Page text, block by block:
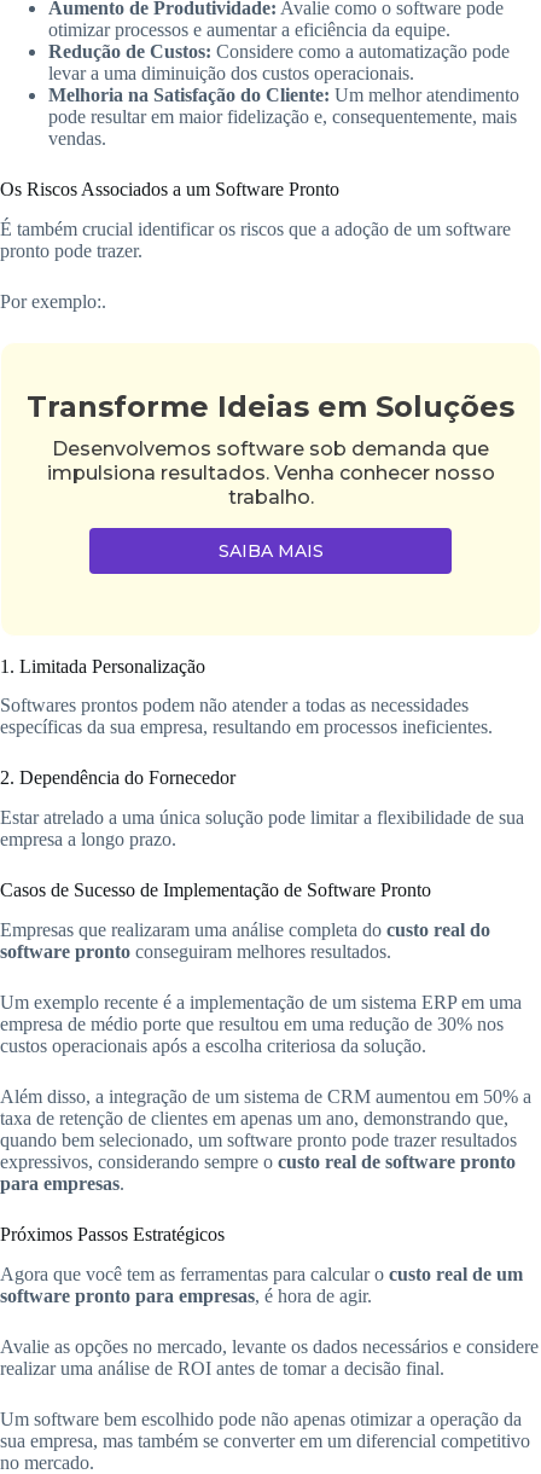
Aumento de Produtividade: Avalie como o software pode
otimizar processos e aumentar a eficiência da equipe.
Redução de Custos: Considere como a automatização pode
levar a uma diminuição dos custos operacionais.
Melhoria na Satisfação do Cliente: Um melhor atendimento
pode resultar em maior fidelização e, consequentemente, mais
vendas.
Os Riscos Associados a um Software Pronto
É também crucial identificar os riscos que a adoção de um software
pronto pode trazer.
Por exemplo:.
Transforme Ideias em Soluções
Desenvolvemos software sob demanda que
impulsiona resultados. Venha conhecer nosso
trabalho.
SAIBA MAIS
1. Limitada Personalização
Softwares prontos podem não atender a todas as necessidades
específicas da sua empresa, resultando em processos ineficientes.
2. Dependência do Fornecedor
Estar atrelado a uma única solução pode limitar a flexibilidade de sua
empresa a longo prazo.
Casos de Sucesso de Implementação de Software Pronto
Empresas que realizaram uma análise completa do custo real do
software pronto conseguiram melhores resultados.
Um exemplo recente é a implementação de um sistema ERP em uma
empresa de médio porte que resultou em uma redução de 30% nos
custos operacionais após a escolha criteriosa da solução.
Além disso, a integração de um sistema de CRM aumentou em 50% a
taxa de retenção de clientes em apenas um ano, demonstrando que,
quando bem selecionado, um software pronto pode trazer resultados
expressivos, considerando sempre o custo real de software pronto
para empresas.
Próximos Passos Estratégicos
Agora que você tem as ferramentas para calcular o custo real de um
software pronto para empresas, é hora de agir.
Avalie as opções no mercado, levante os dados necessários e considere
realizar uma análise de ROI antes de tomar a decisão final.
Um software bem escolhido pode não apenas otimizar a operação da
sua empresa, mas também se converter em um diferencial competitivo
no mercado.